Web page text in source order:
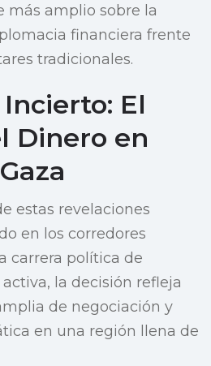
más amplio sobre la
financiera frente
tradicionales.
El
Dinero en
estas revelaciones
en los corredores
carrera política de
la decisión refleja
de negociación y
en una región llena de